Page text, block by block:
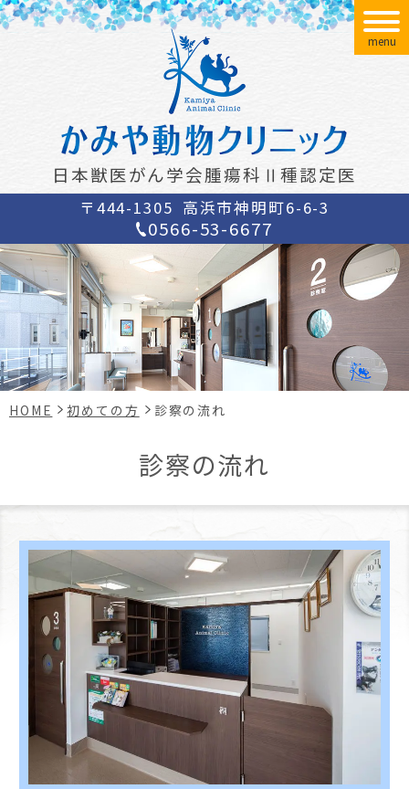
日本獣医がん学会腫瘍科Ⅱ種認定医
〒444-1305 高浜市神明町6-6-3
0566-53-6677
menu
HOME 初めての方 診察の流れ
診察の流れ